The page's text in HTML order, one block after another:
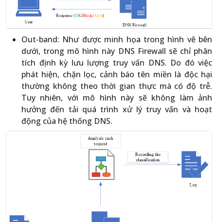
Out-band: Như được minh họa trong hình vẽ bên
dưới, trong mô hình này DNS Firewall sẽ chỉ phân
tích định kỳ lưu lượng truy vấn DNS. Do đó việc
phát hiện, chặn lọc, cảnh báo tên miền là độc hại
thường không theo thời gian thực mà có độ trễ.
Tuy nhiên, với mô hình này sẽ không làm ảnh
hưởng đến tải quá trình xử lý truy vấn và hoạt
động của hệ thống DNS.